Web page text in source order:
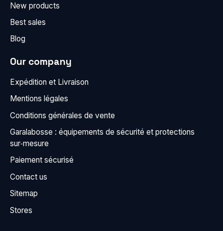
New products
Best sales
Blog
Our company
Expédition et Livraison
Mentions légales
Conditions générales de vente
Garalabosse : équipements de sécurité et protections
sur‑mesure
Paiement sécurisé
Contact us
Sitemap
Stores